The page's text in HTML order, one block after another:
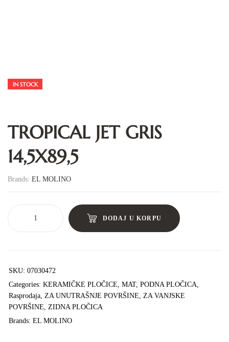
IN STOCK
TROPICAL JET GRIS
14,5X89,5
Brands: EL MOLINO
DODAJ U KORPU
SKU: 07030472
Categories: KERAMIČKE PLOČICE MAT, PODNA PLOČICA
Rasprodaja ZA UNUTRAŠNJE POVRŠINE
ZA VANJSKE
POVRŠINE
ZIDNA PLOČICA
Brands: EL MOLINO